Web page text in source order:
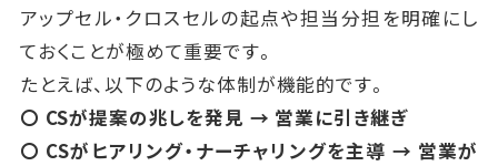
アップセル・クロスセルの起点や担当分担を明確にし
ておくことが極めて重要です。
たとえば、以下のような体制が機能的です。
〇 CSが提案の兆しを発見 → 営業に引き継ぎ
〇 CSがヒアリング・ナーチャリングを主導 → 営業が